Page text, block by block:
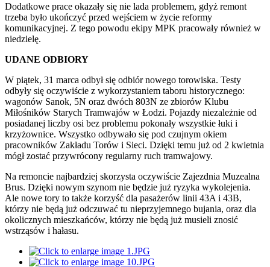
Dodatkowe prace okazały się nie lada problemem, gdyż remont
trzeba było ukończyć przed wejściem w życie reformy
komunikacyjnej. Z tego powodu ekipy MPK pracowały również w
niedzielę.
UDANE ODBIORY
W piątek, 31 marca odbył się odbiór nowego torowiska. Testy
odbyły się oczywiście z wykorzystaniem taboru historycznego:
wagonów Sanok, 5N oraz dwóch 803N ze zbiorów Klubu
Miłośników Starych Tramwajów w Łodzi. Pojazdy niezależnie od
posiadanej liczby osi bez problemu pokonały wszystkie łuki i
krzyżownice. Wszystko odbywało się pod czujnym okiem
pracowników Zakładu Torów i Sieci. Dzięki temu już od 2 kwietnia
mógł zostać przywrócony regularny ruch tramwajowy.
Na remoncie najbardziej skorzysta oczywiście Zajezdnia Muzealna
Brus. Dzięki nowym szynom nie będzie już ryzyka wykolejenia.
Ale nowe tory to także korzyść dla pasażerów linii 43A i 43B,
którzy nie będą już odczuwać tu nieprzyjemnego bujania, oraz dla
okolicznych mieszkańców, którzy nie będą już musieli znosić
wstrząsów i hałasu.